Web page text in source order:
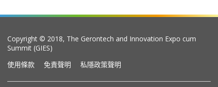
Copyright © 2018, The Gerontech and Innovation Expo cum
Summit (GIES)
使用條款
免責聲明 私隱政策聲明